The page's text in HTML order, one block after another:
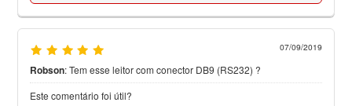
07/09/2019
Robson:Tem esse leitor com conector DB9 (RS232) ?
Este comentário foi útil?